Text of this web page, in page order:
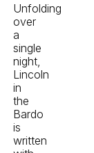
Unfolding
over
a
single
night,
Lincoln
in
the
Bardo
is
written